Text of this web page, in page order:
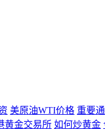
美原油WTI价格 重要
黄金交易所 如何炒黄金